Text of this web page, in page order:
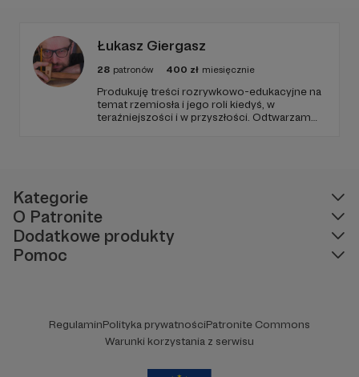
Łukasz Giergasz
28 patronów 400 zł miesięcznie
Produkuję treści rozrywkowo-edukacyjne na
temat rzemiosła i jego roli kiedyś, w
teraźniejszości i w przyszłości. Odtwarzam
Kategorie
O Patronite
Dodatkowe produkty
Pomoc
RegulaminPolityka prywatnościPatronite Commons
Warunki korzystania z serwisu